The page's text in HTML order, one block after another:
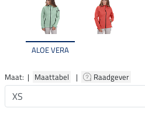
ALOE VERA
Maat: | Maattabel | Raadgever